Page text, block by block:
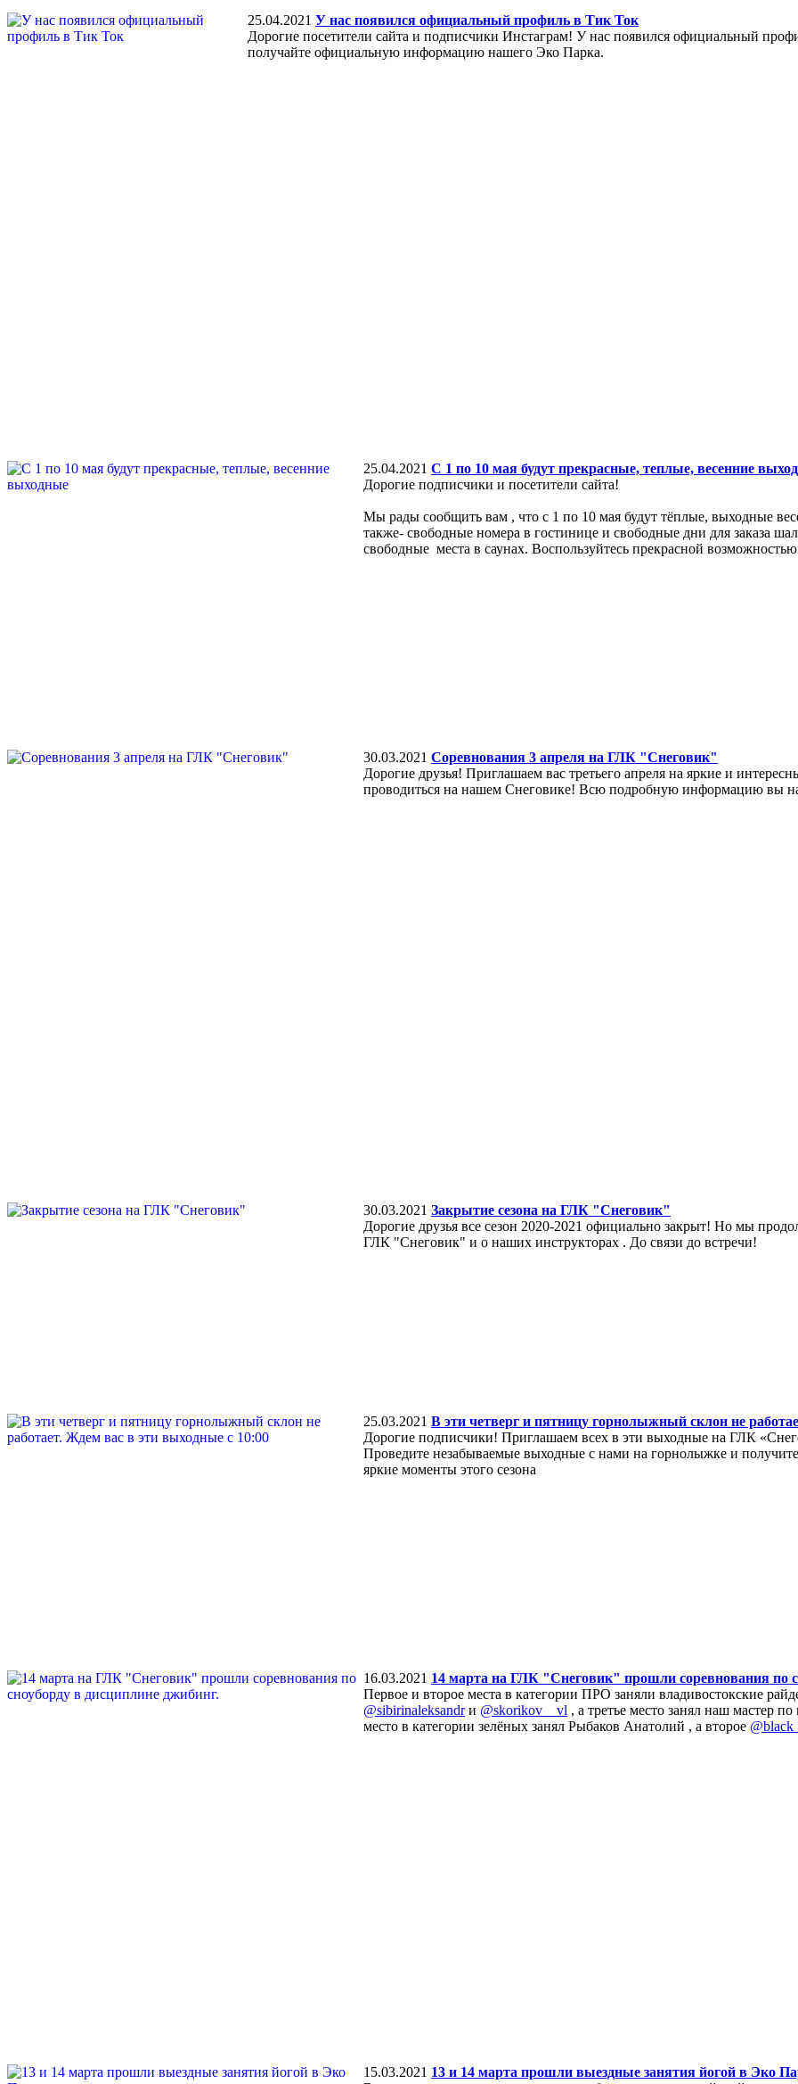
25.04.2021 У нас появился официальный профиль в Тик Ток
Дорогие посетители сайта и подписчики Инстаграм! У нас появился официальный
получайте официальную информацию нашего Эко Парка.
25.04.2021 С 1 по 10 мая будут прекрасные, теплые, весенние
Дорогие подписчики и посетители сайта!
Мы рады сообщить вам , что с 1 по 10 мая будут тёплые, выходные
также- свободные номера в гостинице и свободные дни для заказа
свободные места в саунах. Воспользуйтесь прекрасной
30.03.2021 Соревнования 3 апреля на ГЛК "Снеговик"
Дорогие друзья! Приглашаем вас третьего апреля на яркие и
проводиться на нашем Снеговике! Всю подробную информацию вы
30.03.2021 Закрытие сезона на ГЛК "Снеговик"
Дорогие друзья все сезон 2020-2021 официально закрыт! Но мы
ГЛК "Снеговик" и о наших инструкторах . До связи до встречи!
25.03.2021 В эти четверг и пятницу горнолыжный склон не
Дорогие подписчики! Приглашаем всех в эти выходные на ГЛК
Проведите незабываемые выходные с нами на горнолыжке и
яркие моменты этого сезона
16.03.2021 14 марта на ГЛК "Снеговик" прошли соревнования по
Первое и второе места в категории ПРО заняли владивостокские
@sibirinaleksandrи @skorikov__vl , а третье место занял наш мастер
место в категории зелёных занял Рыбаков Анатолий , а второе
15.03.2021 13 и 14 марта прошли выездные занятия йогой в Эко